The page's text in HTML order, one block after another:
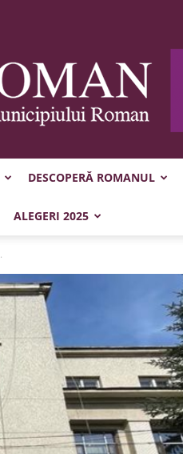
DESCOPERĂ ROMANUL
ALEGERI 2025